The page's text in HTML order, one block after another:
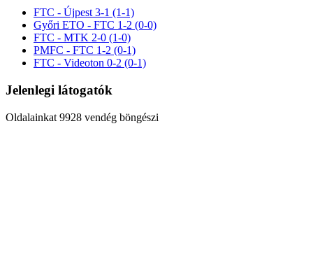
FTC - Újpest 3-1 (1-1)
Győri ETO - FTC 1-2 (0-0)
FTC - MTK 2-0 (1-0)
PMFC - FTC 1-2 (0-1)
FTC - Videoton 0-2 (0-1)
Jelenlegi látogatók
Oldalainkat 9928 vendég böngészi